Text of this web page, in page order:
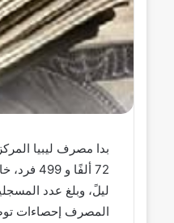
بدا مصرف ليبيا
المصرف إحصاءات